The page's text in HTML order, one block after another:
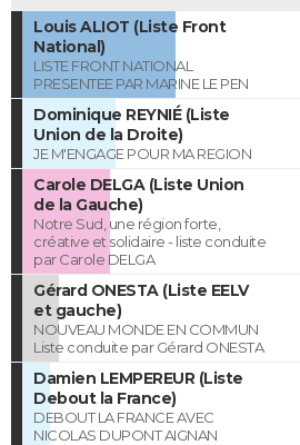
Louis ALIOT (Liste Front
National)
LISTE FRONT NATIONAL
PRESENTEE PAR MARINE LE PEN
Dominique REYNIÉ (Liste
Union de la Droite)
JE M'ENGAGE POUR MA REGION
Carole DELGA (Liste Union
de la Gauche)
Notre Sud, une région forte,
créative et solidaire - liste conduite
par Carole DELGA
Gérard ONESTA (Liste EELV
et gauche)
NOUVEAU MONDE EN COMMUN
Liste conduite par Gérard ONESTA
Damien LEMPEREUR (Liste
Debout la France)
DEBOUT LA FRANCE AVEC
NICOLAS DUPONT AIGNAN